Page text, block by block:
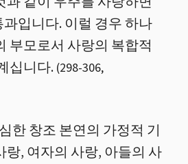
입니다. 이럴 경우 하나
부모로서 사랑의 복합적
십니다. (298-306,
한 창조 본연의 가정적 기
랑, 여자의 사랑, 아들의 사